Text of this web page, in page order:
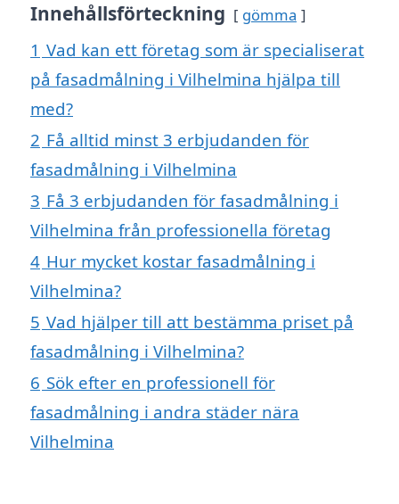
Innehållsförteckning gömma
1 Vad kan ett företag som är specialiserat
på fasadmålning i Vilhelmina hjälpa till
med?
2 Få alltid minst 3 erbjudanden för
fasadmålning i Vilhelmina
3 Få 3 erbjudanden för fasadmålning i
Vilhelmina från professionella företag
4 Hur mycket kostar fasadmålning i
Vilhelmina?
5 Vad hjälper till att bestämma priset på
fasadmålning i Vilhelmina?
6 Sök efter en professionell för
fasadmålning i andra städer nära
Vilhelmina